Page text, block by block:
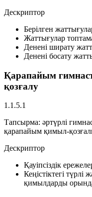
Дескриптор
Берілген
Жаттығулар
Денені ширату
Денені босату
Қарапайым
қозғалу
1.1.5.1
Тапсырма: әртүрлі
қарапайым қимыл-
Дескриптор
Қауіпсіздік
Кеңістіктегі
қимылдарды